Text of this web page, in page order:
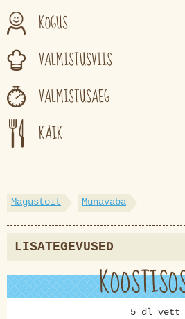
KOGUS
VALMISTUSVIIS
VALMISTUSAEG
KÄIK
Magustoit Munavaba
LISATEGEVUSED
5 dl vett